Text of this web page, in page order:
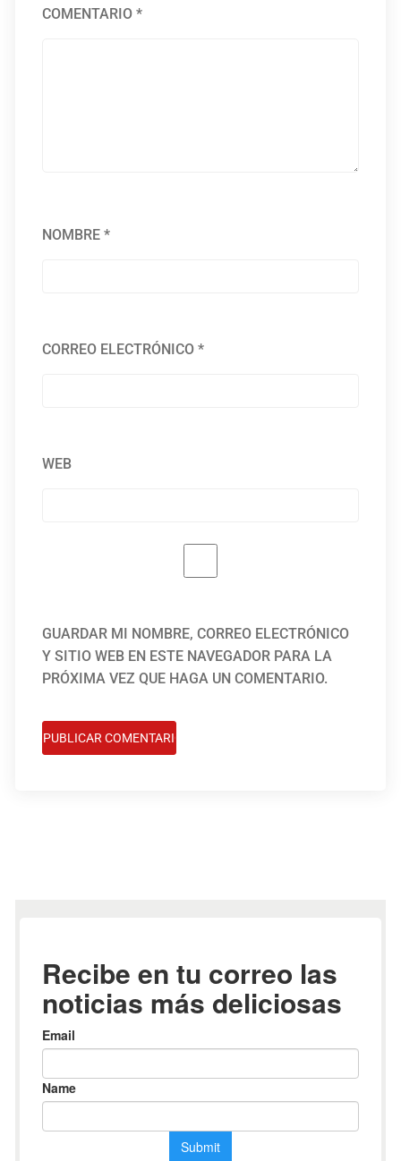
COMENTARIO*
NOMBRE*
CORREO ELECTRÓNICO*
WEB
GUARDAR MI NOMBRE, CORREO ELECTRÓNICO
Y SITIO WEB EN ESTE NAVEGADOR PARA LA
PRÓXIMA VEZ QUE HAGA UN COMENTARIO.